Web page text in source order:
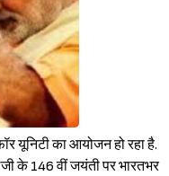
यूनिटी का आयोजन हो रहा है.
के 146 वीं जयंती पर भारतभर